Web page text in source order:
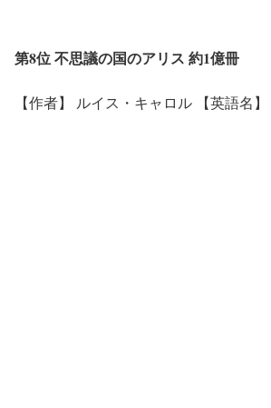
第8位 不思議の国のアリス 約1億冊
【作者】 ルイス・キャロル 【英語名】